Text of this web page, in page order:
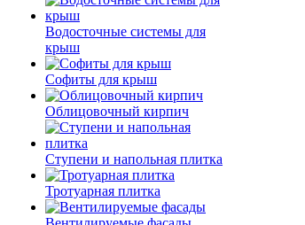
Водосточные системы для
крыш
Софиты для крыш
Облицовочный кирпич
Ступени и напольная плитка
Тротуарная плитка